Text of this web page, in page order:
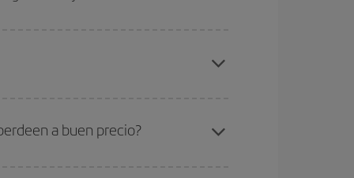
de la Frontera-Aberdeen-dest
a buen precio?